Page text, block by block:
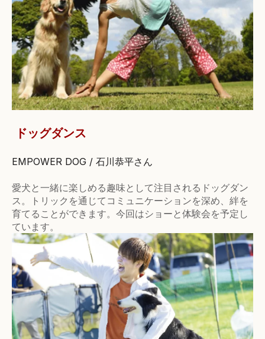
ドッグダンス
EMPOWER DOG / 石川恭平さん
愛犬と一緒に楽しめる趣味として注目されるドッグダン
ス。トリックを通じてコミ ュニケーションを深め、絆を
育てることができます。今回はショーと体験会を予定し
ています。